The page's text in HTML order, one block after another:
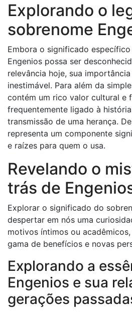
Explorando o
sobrenome
Embora o significado
Engenios possa ser
relevância hoje, sua
inestimável. Para além da
contém um rico valor cultural e
frequentemente ligado à
transmissão de uma herança.
representa um componente
e raízes para quem o usa.
Revelando o
trás de
Explorar o significado do
despertar em nós uma
motivos íntimos ou
gama de benefícios e novas
Explorando a
Engenios e sua
gerações